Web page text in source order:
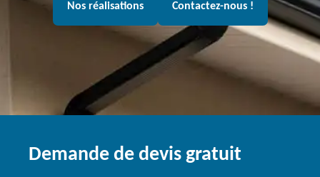
Nos réalisations Contactez-nous !
Demande de devis gratuit